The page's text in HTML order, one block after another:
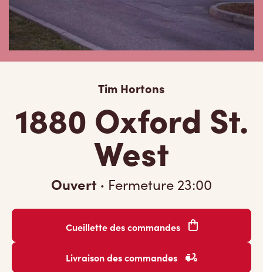
Tim Hortons
1880 Oxford St.
West
Ouvert · Fermeture 23:00
Cueillette des commandes
Livraison des commandes